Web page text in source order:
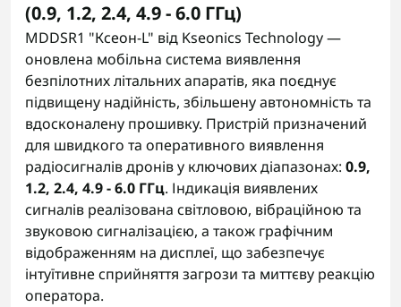
(0.9, 1.2, 2.4, 4.9 - 6.0 ГГц)
MDDSR1 "Ксеон-L" від Kseonics Technology —
оновлена мобільна система виявлення
безпілотних літальних апаратів, яка поєднує
підвищену надійність, збільшену автономність та
вдосконалену прошивку. Пристрій призначений
для швидкого та оперативного виявлення
радіосигналів дронів у ключових діапазонах: 0.9,
1.2, 2.4, 4.9 - 6.0 ГГц. Індикація виявлених
сигналів реалізована світловою, вібраційною та
звуковою сигналізацією, а також графічним
відображенням на дисплеї, що забезпечує
інтуїтивне сприйняття загрози та миттєву реакцію
оператора.